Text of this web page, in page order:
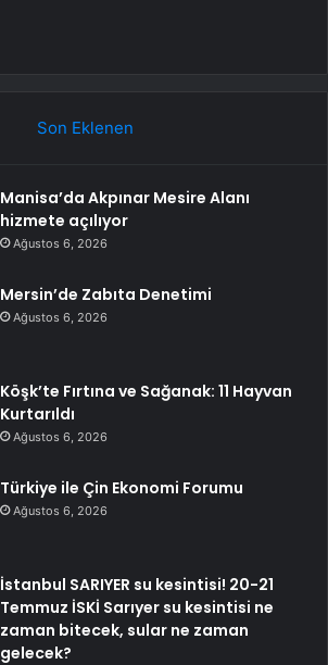
Son Eklenen
Manisa’da Akpınar Mesire Alanı
hizmete açılıyor
Ağustos 6, 2026
Mersin’de Zabıta Denetimi
Ağustos 6, 2026
Köşk’te Fırtına ve Sağanak: 11 Hayvan
Kurtarıldı
Ağustos 6, 2026
Türkiye ile Çin Ekonomi Forumu
Ağustos 6, 2026
İstanbul SARIYER su kesintisi! 20-21
Temmuz İSKİ Sarıyer su kesintisi ne
zaman bitecek, sular ne zaman
gelecek?